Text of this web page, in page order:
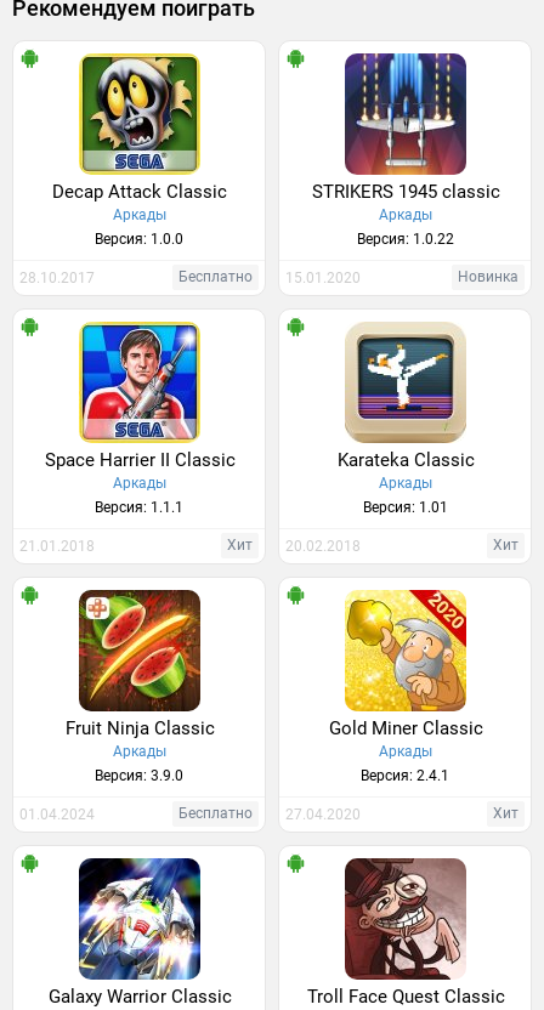
Рекомендуем поиграть
Decap Attack Classic
Аркады
Версия: 1.0.0
28.10.2017 Бесплатно
STRIKERS 1945 classic
Аркады
Версия: 1.0.22
15.01.2020 Новинка
Space Harrier II Classic
Аркады
Версия: 1.1.1
21.01.2018 Хит
Karateka Classic
Аркады
Версия: 1.01
20.02.2018 Хит
Fruit Ninja Classic
Аркады
Версия: 3.9.0
01.04.2024 Бесплатно
Gold Miner Classic
Аркады
Версия: 2.4.1
27.04.2020 Хит
Galaxy Warrior Classic Troll Face Quest Classic